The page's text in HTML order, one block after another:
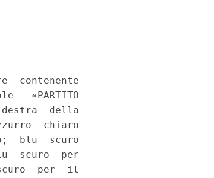
contenente
«PARTITO
della
chiaro
blu  scuro
scuro  per
per  il